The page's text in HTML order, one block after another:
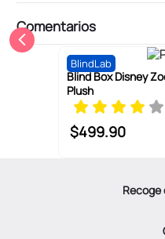
Comentarios
BlindLab
Blind Box Disney
Plush
$499.90
Recoge